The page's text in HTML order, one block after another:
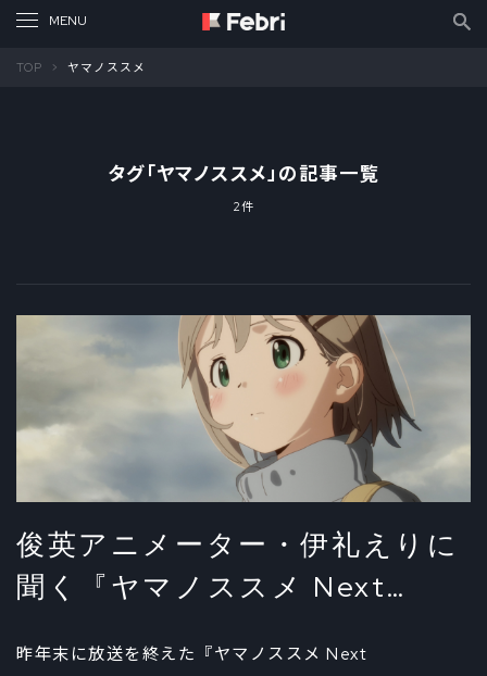
TOP ヤマノススメ
タグ「ヤマノススメ」の記事一覧
2件
俊英アニメーター・伊礼えりに
聞く『ヤマノススメ Next
昨年末に放送を終えた『ヤマノススメ Next